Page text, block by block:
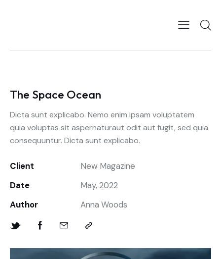
The Space Ocean
Dicta sunt explicabo. Nemo enim ipsam voluptatem
quia voluptas sit aspernaturaut odit aut fugit, sed quia
consequuntur. Dicta sunt explicabo.
Client
New Magazine
Date
May, 2022
Author
Anna Woods